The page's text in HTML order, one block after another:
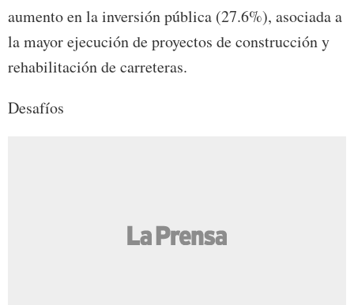
aumento en la inversión pública (27.6%), asociada a
la mayor ejecución de proyectos de construcción y
rehabilitación de carreteras.
Desafíos